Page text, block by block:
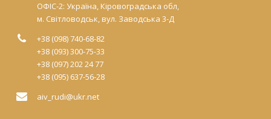
ОФІС-2: Україна, Кіровоградська обл,
м. Світловодськ, вул. Заводська 3-Д
+38 (098) 740-68-82
+38 (093) 300-75-33
+38 (097) 202 24 77
+38 (095) 637-56-28
aiv_rudi@ukr.net